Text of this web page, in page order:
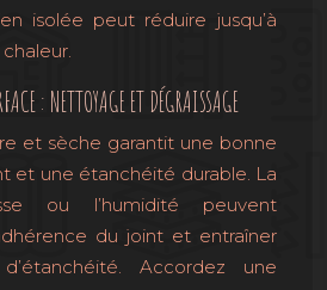
isolée peut réduire jusqu’à
: NETTOYAGE ET DÉGRAISSAGE
et sèche garantit une bonne
et une étanchéité durable. La
ou l’humidité peuvent
du joint et entraîner
Accordez une